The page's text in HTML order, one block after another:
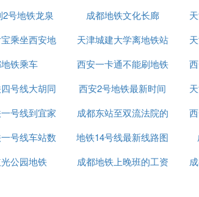
2号地铁龙泉
站
成都地铁文化长廊
乘坐西安地
优惠吗
天津城建大学离地铁站
铁乘车 西安一卡通不能刷地铁
号线大胡同
站吗
西安2号地铁最新时间
表
号线到宜家
成都东站至双流法院的
地铁站
号线车站数
地铁14号线最新线路图
西安
公园地铁
成都地铁上晚班的工资